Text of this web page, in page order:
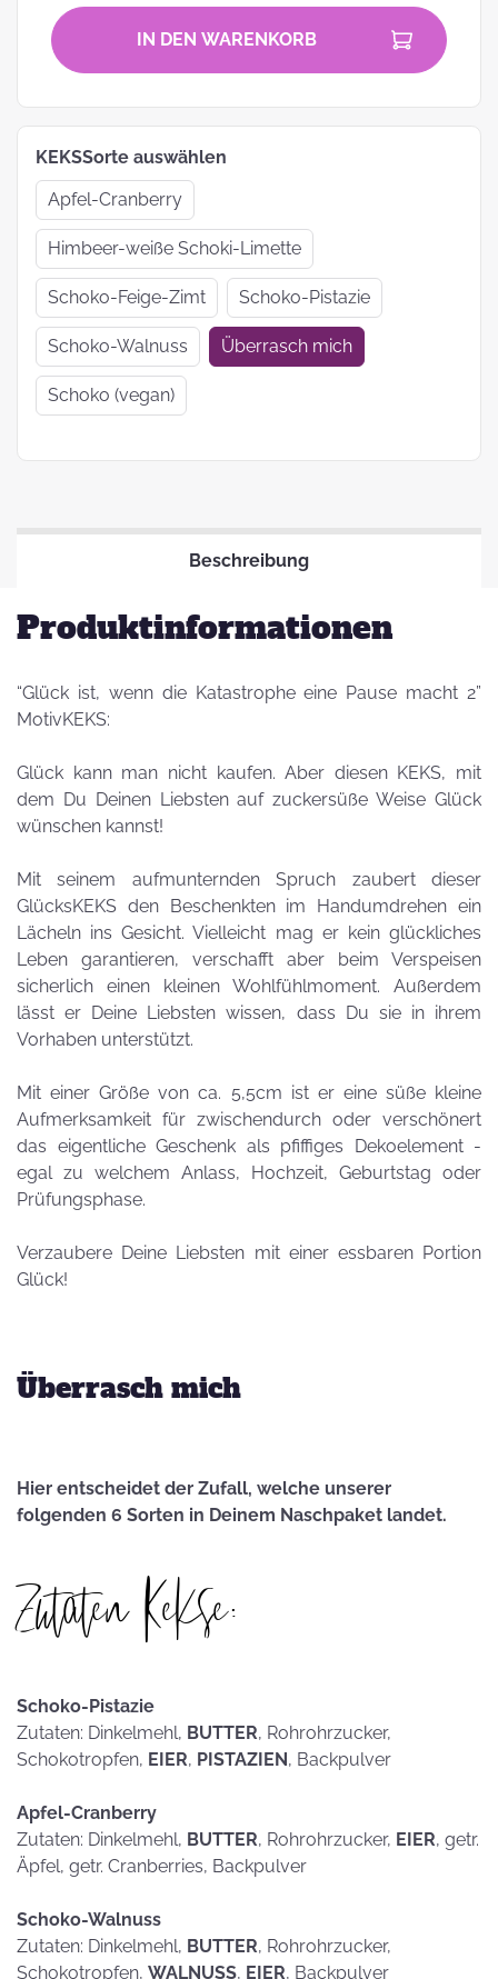
IN DEN WARENKORB
KEKSSorte auswählen
Apfel-Cranberry
Himbeer-weiße Schoki-Limette
Schoko-Feige-Zimt Schoko-Pistazie
Schoko-Walnuss Überrasch mich
Schoko (vegan)
Beschreibung
Produktinformationen
“Glück ist, wenn die Katastrophe eine Pause macht 2”
MotivKEKS:
Glück kann man nicht kaufen. Aber diesen KEKS, mit
dem Du Deinen Liebsten auf zuckersüße Weise Glück
wünschen kannst!
Mit seinem aufmunternden Spruch zaubert dieser
GlücksKEKS den Beschenkten im Handumdrehen ein
Lächeln ins Gesicht. Vielleicht mag er kein glückliches
Leben garantieren, verschafft aber beim Verspeisen
sicherlich einen kleinen Wohlfühlmoment. Außerdem
lässt er Deine Liebsten wissen, dass Du sie in ihrem
Vorhaben unterstützt.
Mit einer Größe von ca. 5,5cm ist er eine süße kleine
Aufmerksamkeit für zwischendurch oder verschönert
das eigentliche Geschenk als pfiffiges Dekoelement -
egal zu welchem Anlass, Hochzeit, Geburtstag oder
Prüfungsphase.
Verzaubere Deine Liebsten mit einer essbaren Portion
Glück!
Überrasch mich
Hier entscheidet der Zufall, welche unserer
folgenden 6 Sorten in Deinem Naschpaket landet.
Zutaten Kekse:
Schoko-Pistazie
Zutaten: Dinkelmehl, BUTTER, Rohrohrzucker,
Schokotropfen, EIER, PISTAZIEN, Backpulver
Apfel-Cranberry
Zutaten: Dinkelmehl, BUTTER, Rohrohrzucker, EIER, getr.
Äpfel, getr. Cranberries, Backpulver
Schoko-Walnuss
Zutaten: Dinkelmehl, BUTTER, Rohrohrzucker,
Schokotropfen, WALNUSS, EIER, Backpulver